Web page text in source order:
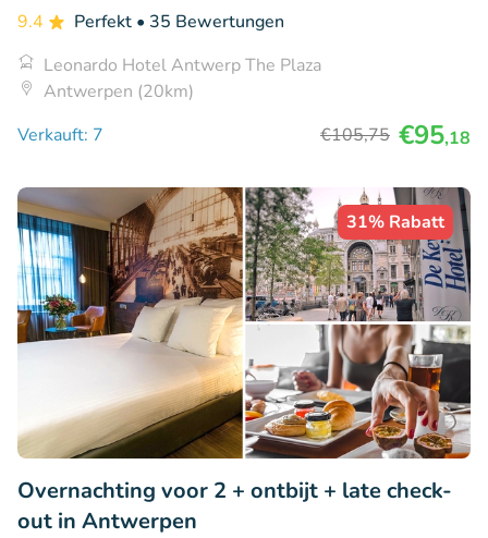
9.4 Perfekt • 35 Bewertungen
Leonardo Hotel Antwerp The Plaza
Antwerpen (20km)
Verkauft: 7
€105,75 €95,18
31% Rabatt
Overnachting voor 2 + ontbijt + late check-
out in Antwerpen